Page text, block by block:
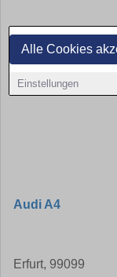
Alle Cookies
Einstellungen
Audi A4
Erfurt, 99099